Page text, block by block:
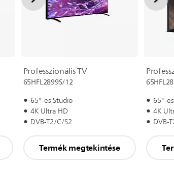
Professzionális TV
65HFL2899S/12
65"-es Studio
4K Ultra HD
DVB-T2/C/S2
Termék megtekintése
65"-
4K
DVB-